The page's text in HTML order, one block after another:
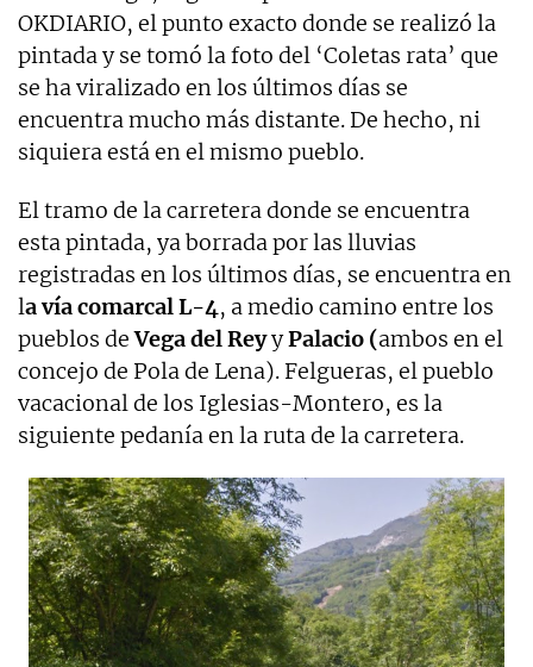
OKDIARIO, el punto exacto donde se realizó la
pintada y se tomó la foto del ‘Coletas rata’ que
se ha viralizado en los últimos días se
encuentra mucho más distante. De hecho, ni
siquiera está en el mismo pueblo.
El tramo de la carretera donde se encuentra
esta pintada, ya borrada por las lluvias
registradas en los últimos días, se encuentra en
la vía comarcal L-4, a medio camino entre los
pueblos deVega del ReyyPalacio (ambos en el
concejo de Pola de Lena). Felgueras, el pueblo
vacacional de los Iglesias-Montero, es la
siguiente pedanía en la ruta de la carretera.